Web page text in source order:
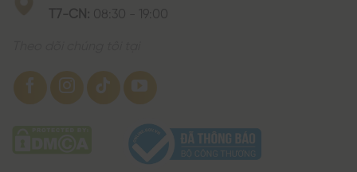
T7-CN: 08:30 - 19:00